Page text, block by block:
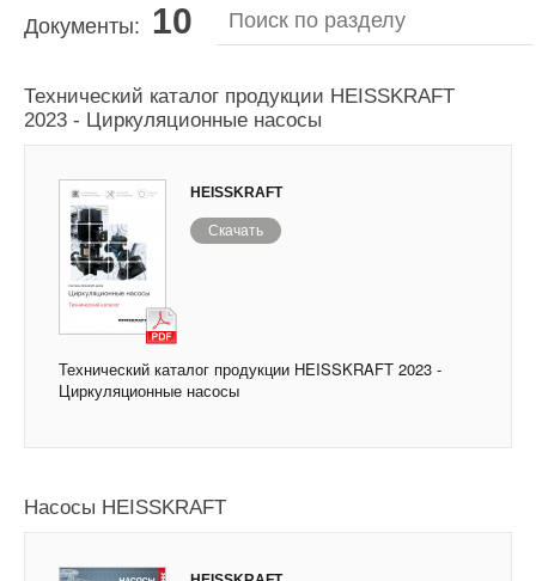
Документы: 10
Технический каталог продукции HEISSKRAFT
2023 - Циркуляционные насосы
HEISSKRAFT
Скачать
Технический каталог продукции HEISSKRAFT 2023 -
Циркуляционные насосы
Насосы HEISSKRAFT